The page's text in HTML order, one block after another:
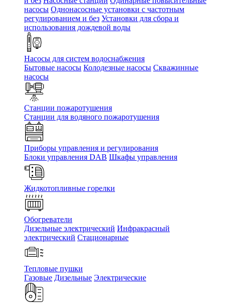
насосы Однонасосные установки с частотным
регулированием и без Установки для сбора и
использования дождевой воды
Насосы для систем водоснабжения
Бытовые насосы Колодезные насосы Скважинные
насосы
Станции пожаротушения
Станции для водяного пожаротушения
Приборы управления и регулирования
Блоки управления DAB Шкафы управления
Жидкотопливные горелки
Обогреватели
Дизельные электрический Инфракрасный
электрический Стационарные
Тепловые пушки
Газовые Дизельные Электрические